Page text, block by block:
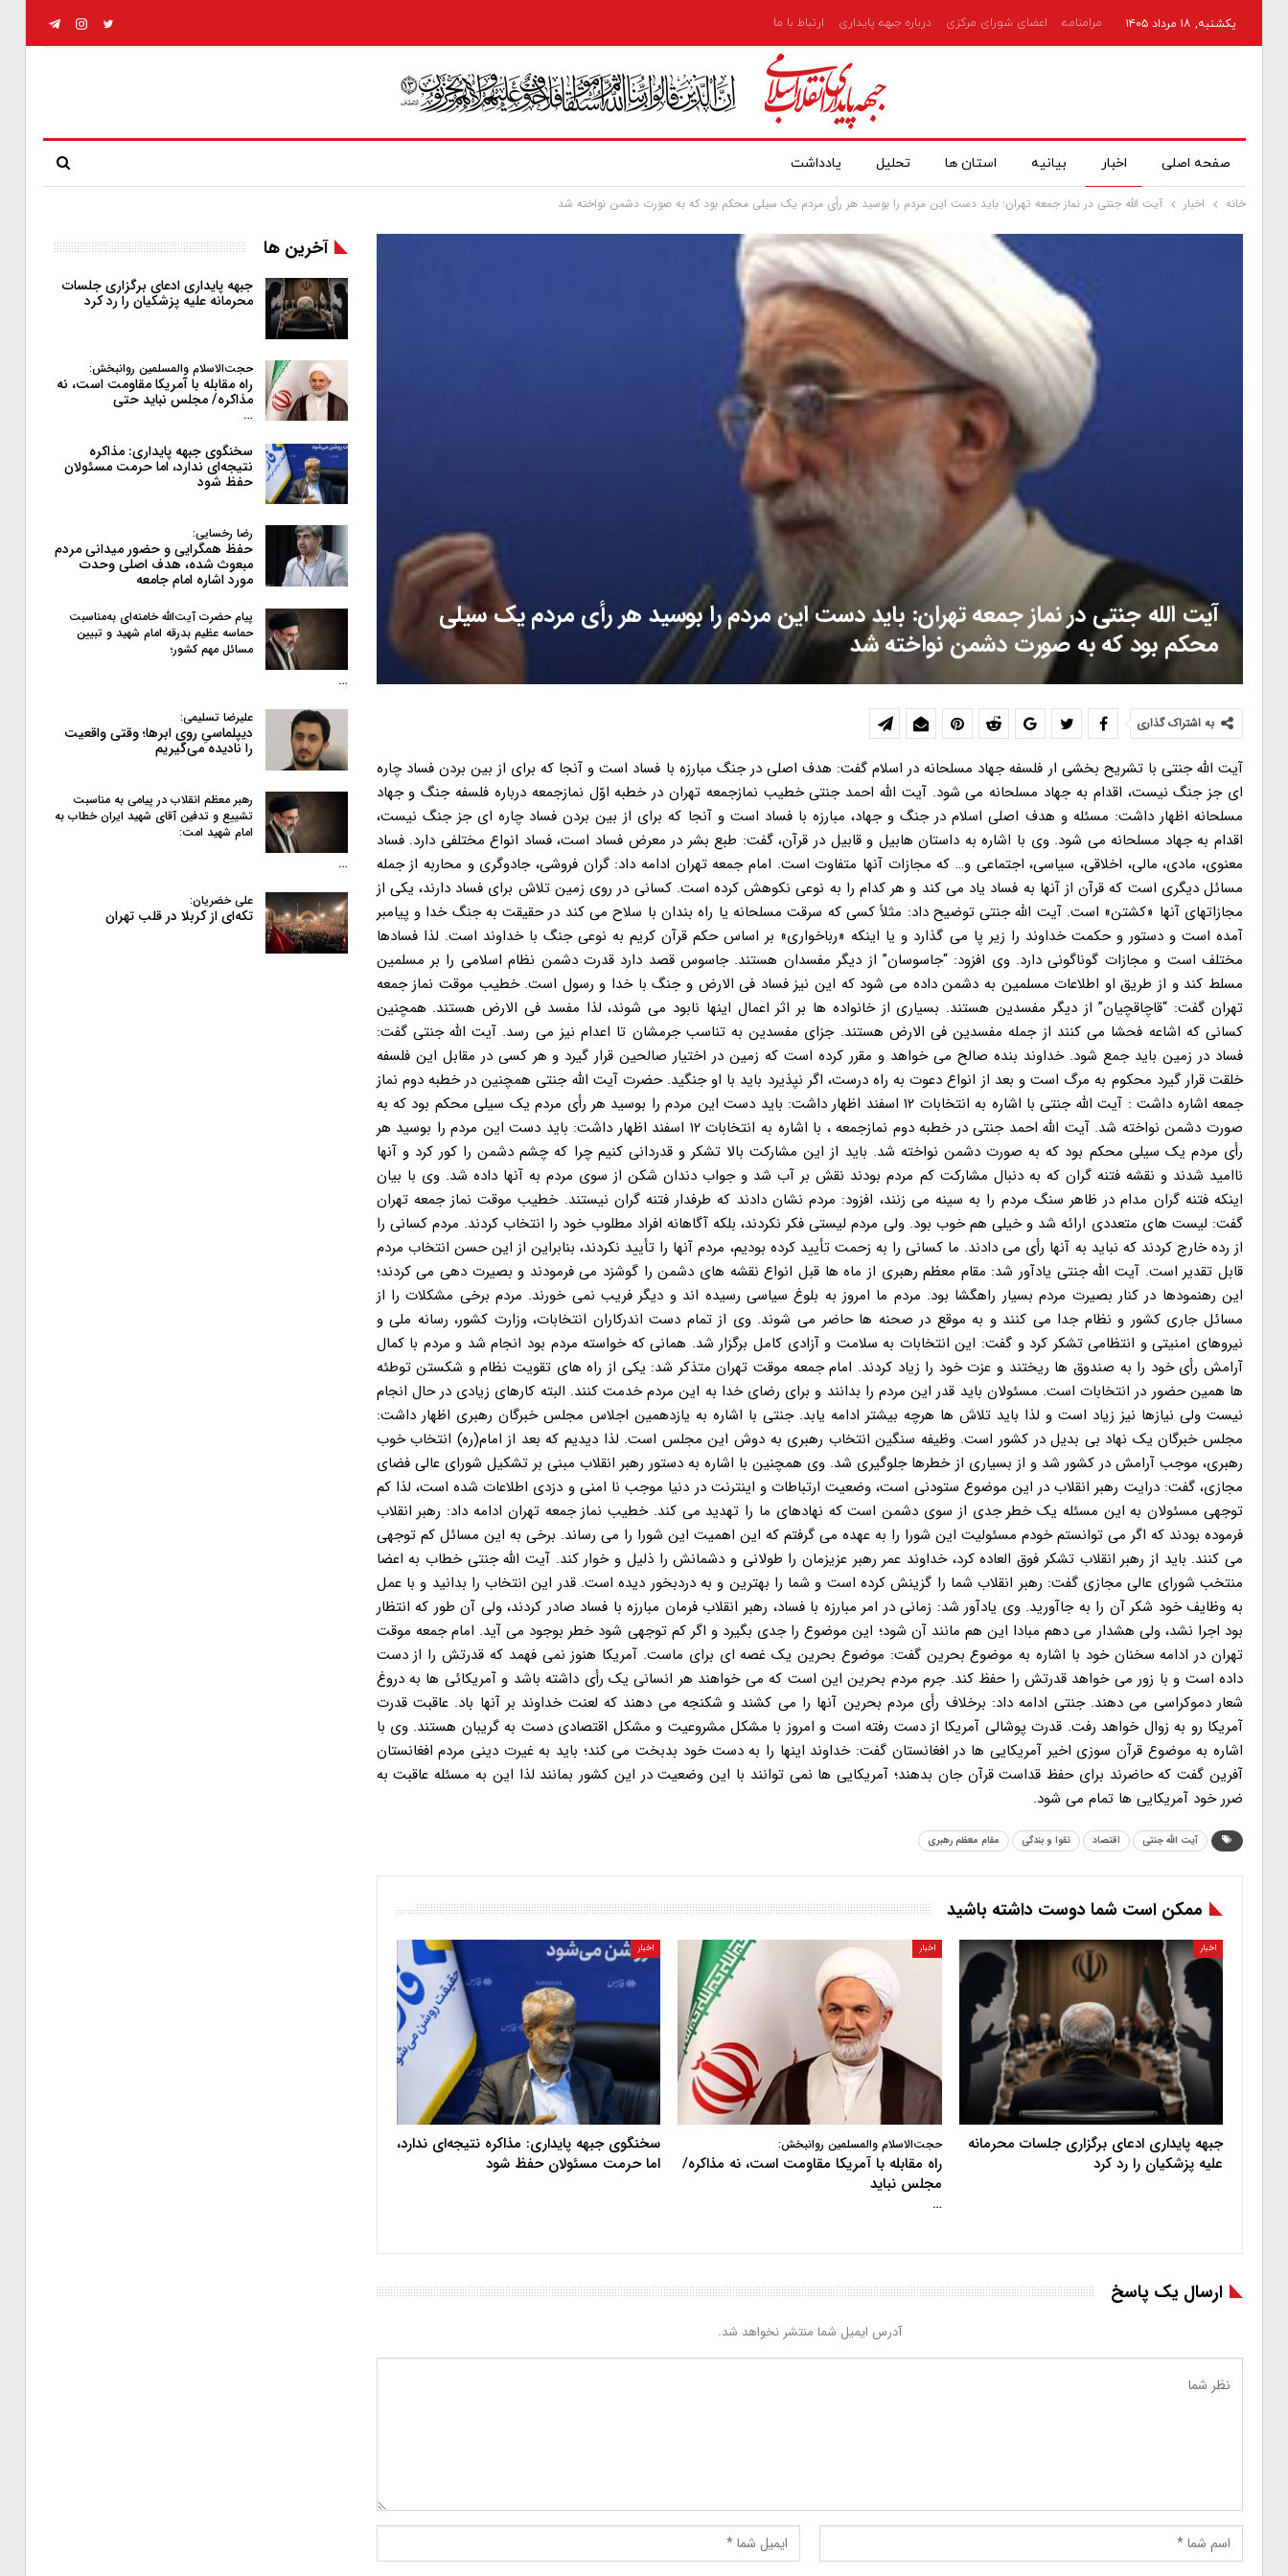
یکشنبه, ۱۸ مرداد ۱۴۰۵ مرامنامه اعضای شورای مرکزی درباره جبهه پایداری ارتباط با ما
صفحه اصلی اخبار بیانیه استان ها تحلیل یادداشت
خانه اخبار آیت الله جنتی در نماز جمعه تهران: باید دست این مردم را بوسید هر رأی مردم یک سیلی محکم بود که به صورت دشمن نواخته شد
آیت الله جنتی در نماز جمعه تهران: باید دست این مردم را بوسید هر رأی مردم یک سیلی
محکم بود که به صورت دشمن نواخته شد
به اشتراک گذاری
آیت الله جنتی با تشریح بخشی ار فلسفه جهاد مسلحانه در اسلام گفت: هدف اصلی در جنگ مبارزه با فساد است و آنجا که برای از بین بردن فساد چاره
ای جز جنگ نیست، اقدام به جهاد مسلحانه می شود. آیت الله احمد جنتی خطیب نمازجمعه تهران در خطبه اوّل نمازجمعه درباره فلسفه جنگ و جهاد
مسلحانه اظهار داشت: مسئله و هدف اصلی اسلام در جنگ و جهاد، مبارزه با فساد است و آنجا که برای از بین بردن فساد چاره ای جز جنگ نیست،
اقدام به جهاد مسلحانه می شود. وی با اشاره به داستان هابیل و قابیل در قرآن، گفت: طبع بشر در معرض فساد است، فساد انواع مختلفی دارد. فساد
معنوی، مادی، مالی، اخلاقی، سیاسی، اجتماعی و… که مجازات آنها متفاوت است. امام جمعه تهران ادامه داد: گران فروشی، جادوگری و محاربه از جمله
مسائل دیگری است که قرآن از آنها به فساد یاد می کند و هر کدام را به نوعی نکوهش کرده است. کسانی در روی زمین تلاش برای فساد دارند، یکی از
مجازاتهای آنها «کشتن» است. آیت الله جنتی توضیح داد: مثلاً کسی که سرقت مسلحانه یا راه بندان با سلاح می کند در حقیقت به جنگ خدا و پیامبر
آمده است و دستور و حکمت خداوند را زیر پا می گذارد و یا اینکه «رباخواری» بر اساس حکم قرآن کریم به نوعی جنگ با خداوند است. لذا فسادها
مختلف است و مجازات گوناگونی دارد. وی افزود: “جاسوسان” از دیگر مفسدان هستند. جاسوس قصد دارد قدرت دشمن نظام اسلامی را بر مسلمین
مسلط کند و از طریق او اطلاعات مسلمین به دشمن داده می شود که این نیز فساد فی الارض و جنگ با خدا و رسول است. خطیب موقت نماز جمعه
تهران گفت: “قاچاقچیان” از دیگر مفسدین هستند. بسیاری از خانواده ها بر اثر اعمال اینها نابود می شوند، لذا مفسد فی الارض هستند. همچنین
کسانی که اشاعه فحشا می کنند از جمله مفسدین فی الارض هستند. جزای مفسدین به تناسب جرمشان تا اعدام نیز می رسد. آیت الله جنتی گفت:
فساد در زمین باید جمع شود. خداوند بنده صالح می خواهد و مقرر کرده است که زمین در اختیار صالحین قرار گیرد و هر کسی در مقابل این فلسفه
خلقت قرار گیرد محکوم به مرگ است و بعد از انواع دعوت به راه درست، اگر نپذیرد باید با او جنگید. حضرت آیت الله جنتی همچنین در خطبه دوم نماز
جمعه اشاره داشت : آیت الله جنتی با اشاره به انتخابات ۱۲ اسفند اظهار داشت: باید دست این مردم را بوسید هر رأی مردم یک سیلی محکم بود که به
صورت دشمن نواخته شد. آیت الله احمد جنتی در خطبه دوم نمازجمعه ، با اشاره به انتخابات ۱۲ اسفند اظهار داشت: باید دست این مردم را بوسید هر
رأی مردم یک سیلی محکم بود که به صورت دشمن نواخته شد. باید از این مشارکت بالا تشکر و قدردانی کنیم چرا که چشم دشمن را کور کرد و آنها
ناامید شدند و نقشه فتنه گران که به دنبال مشارکت کم مردم بودند نقش بر آب شد و جواب دندان شکن از سوی مردم به آنها داده شد. وی با بیان
اینکه فتنه گران مدام در ظاهر سنگ مردم را به سینه می زنند، افزود: مردم نشان دادند که طرفدار فتنه گران نیستند. خطیب موقت نماز جمعه تهران
گفت: لیست های متعددی ارائه شد و خیلی هم خوب بود. ولی مردم لیستی فکر نکردند، بلکه آگاهانه افراد مطلوب خود را انتخاب کردند. مردم کسانی را
از رده خارج کردند که نباید به آنها رأی می دادند. ما کسانی را به زحمت تأیید کرده بودیم، مردم آنها را تأیید نکردند، بنابراین از این حسن انتخاب مردم
قابل تقدیر است. آیت الله جنتی یادآور شد: مقام معظم رهبری از ماه ها قبل انواع نقشه های دشمن را گوشزد می فرمودند و بصیرت دهی می کردند؛
این رهنمودها در کنار بصیرت مردم بسیار راهگشا بود. مردم ما امروز به بلوغ سیاسی رسیده اند و دیگر فریب نمی خورند. مردم برخی مشکلات را از
مسائل جاری کشور و نظام جدا می کنند و به موقع در صحنه ها حاضر می شوند. وی از تمام دست اندرکاران انتخابات، وزارت کشور، رسانه ملی و
نیروهای امنیتی و انتظامی تشکر کرد و گفت: این انتخابات به سلامت و آزادی کامل برگزار شد. همانی که خواسته مردم بود انجام شد و مردم با کمال
آرامش رأی خود را به صندوق ها ریختند و عزت خود را زیاد کردند. امام جمعه موقت تهران متذکر شد: یکی از راه های تقویت نظام و شکستن توطئه
ها همین حضور در انتخابات است. مسئولان باید قدر این مردم را بدانند و برای رضای خدا به این مردم خدمت کنند. البته کارهای زیادی در حال انجام
نیست ولی نیازها نیز زیاد است و لذا باید تلاش ها هرچه بیشتر ادامه یابد. جنتی با اشاره به یازدهمین اجلاس مجلس خبرگان رهبری اظهار داشت:
مجلس خبرگان یک نهاد بی بدیل در کشور است. وظیفه سنگین انتخاب رهبری به دوش این مجلس است. لذا دیدیم که بعد از امام(ره) انتخاب خوب
رهبری، موجب آرامش در کشور شد و از بسیاری از خطرها جلوگیری شد. وی همچنین با اشاره به دستور رهبر انقلاب مبنی بر تشکیل شورای عالی فضای
مجازی، گفت: درایت رهبر انقلاب در این موضوع ستودنی است، وضعیت ارتباطات و اینترنت در دنیا موجب نا امنی و دزدی اطلاعات شده است، لذا کم
توجهی مسئولان به این مسئله یک خطر جدی از سوی دشمن است که نهادهای ما را تهدید می کند. خطیب نماز جمعه تهران ادامه داد: رهبر انقلاب
فرموده بودند که اگر می توانستم خودم مسئولیت این شورا را به عهده می گرفتم که این اهمیت این شورا را می رساند. برخی به این مسائل کم توجهی
می کنند. باید از رهبر انقلاب تشکر فوق العاده کرد، خداوند عمر رهبر عزیزمان را طولانی و دشمانش را ذلیل و خوار کند. آیت الله جنتی خطاب به اعضا
منتخب شورای عالی مجازی گفت: رهبر انقلاب شما را گزینش کرده است و شما را بهترین و به دردبخور دیده است. قدر این انتخاب را بدانید و با عمل
به وظایف خود شکر آن را به جاآورید. وی یادآور شد: زمانی در امر مبارزه با فساد، رهبر انقلاب فرمان مبارزه با فساد صادر کردند، ولی آن طور که انتظار
بود اجرا نشد، ولی هشدار می دهم مبادا این هم مانند آن شود؛ این موضوع را جدی بگیرد و اگر کم توجهی شود خطر بوجود می آید. امام جمعه موقت
تهران در ادامه سخنان خود با اشاره به موضوع بحرین گفت: موضوع بحرین یک غصه ای برای ماست. آمریکا هنوز نمی فهمد که قدرتش را از دست
داده است و با زور می خواهد قدرتش را حفظ کند. جرم مردم بحرین این است که می خواهند هر انسانی یک رأی داشته باشد و آمریکائی ها به دروغ
شعار دموکراسی می دهند. جنتی ادامه داد: برخلاف رأی مردم بحرین آنها را می کشند و شکنجه می دهند که لعنت خداوند بر آنها باد. عاقبت قدرت
آمریکا رو به زوال خواهد رفت. قدرت پوشالی آمریکا از دست رفته است و امروز با مشکل مشروعیت و مشکل اقتصادی دست به گریبان هستند. وی با
اشاره به موضوع قرآن سوزی اخیر آمریکایی ها در افغانستان گفت: خداوند اینها را به دست خود بدبخت می کند؛ باید به غیرت دینی مردم افغانستان
آفرین گفت که حاضرند برای حفظ قداست قرآن جان بدهند؛ آمریکایی ها نمی توانند با این وضعیت در این کشور بمانند لذا این به مسئله عاقبت به
ضرر خود آمریکایی ها تمام می شود.
آیت الله جنتی اقتصاد تقوا و بندگی مقام معظم رهبری
ممکن است شما دوست داشته باشید
اخبار
جبهه پایداری ادعای برگزاری جلسات محرمانه
علیه پزشکیان را رد کرد
اخبار
حجت‌الاسلام والمسلمین روانبخش:
راه مقابله با آمریکا مقاومت است، نه مذاکره/
مجلس نباید
…
اخبار
سخنگوی جبهه پایداری: مذاکره نتیجه‌ای ندارد،
اما حرمت مسئولان حفظ شود
ارسال یک پاسخ
آدرس ایمیل شما منتشر نخواهد شد.
آخرین ها
جبهه پایداری ادعای برگزاری جلسات
محرمانه علیه پزشکیان را رد کرد
حجت‌الاسلام والمسلمین روانبخش:
راه مقابله با آمریکا مقاومت است، نه
مذاکره/ مجلس نباید حتی
…
سخنگوی جبهه پایداری: مذاکره
نتیجه‌ای ندارد، اما حرمت مسئولان
حفظ شود
رضا رخسایی:
حفظ همگرایی و حضور میدانی مردم
مبعوث شده، هدف اصلی وحدت
مورد اشاره امام جامعه
پیام حضرت آیت‌الله خامنه‌ای به‌مناسبت
حماسه عظیم بدرقه امام شهید و تبیین
مسائل مهم کشور؛
…
علیرضا تسلیمی:
دیپلماسیِ روی ابرها؛ وقتی واقعیت
را نادیده می‌گیریم
رهبر معظم انقلاب در پیامی به‌ مناسبت
تشییع و تدفین آقای شهید ایران خطاب به
امام شهید امت:
…
علی خضریان:
تکه‌ای از کربلا در قلب تهران